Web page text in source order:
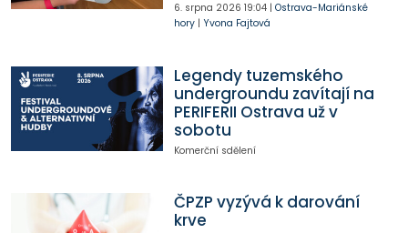
6. srpna 2026 19:04| Ostrava-Mariánské
hory| Yvona Fajtová
Legendy tuzemského
undergroundu zavítají na
PERIFERII Ostrava už v
sobotu
Komerční sdělení
ČPZP vyzývá k darování
krve